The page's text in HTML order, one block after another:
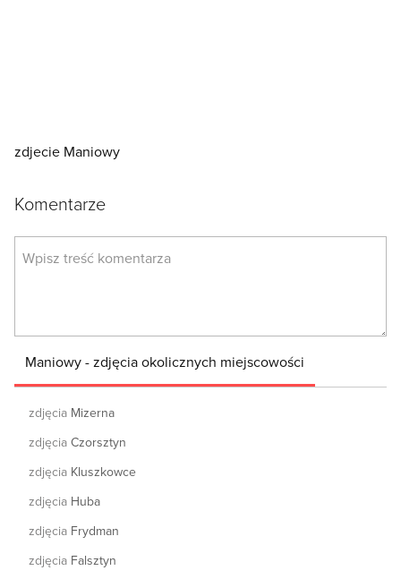
zdjecie Maniowy
Komentarze
Maniowy - zdjęcia okolicznych miejscowości
zdjęcia Mizerna
zdjęcia Czorsztyn
zdjęcia Kluszkowce
zdjęcia Huba
zdjęcia Frydman
zdjęcia Falsztyn